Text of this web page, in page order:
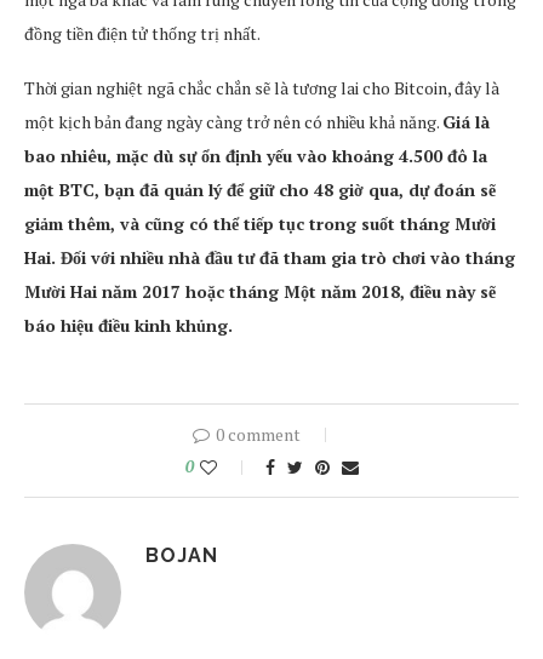
đồng tiền điện tử thống trị nhất.
Thời gian nghiệt ngã chắc chắn sẽ là tương lai cho Bitcoin, đây là
một kịch bản đang ngày càng trở nên có nhiều khả năng. Giá là
bao nhiêu, mặc dù sự ổn định yếu vào khoảng 4.500 đô la
một BTC, bạn đã quản lý để giữ cho 48 giờ qua, dự đoán sẽ
giảm thêm, và cũng có thể tiếp tục trong suốt tháng Mười
Hai. Đối với nhiều nhà đầu tư đã tham gia trò chơi vào tháng
Mười Hai năm 2017 hoặc tháng Một năm 2018, điều này sẽ
báo hiệu điều kinh khủng.
0 comment
0
BOJAN